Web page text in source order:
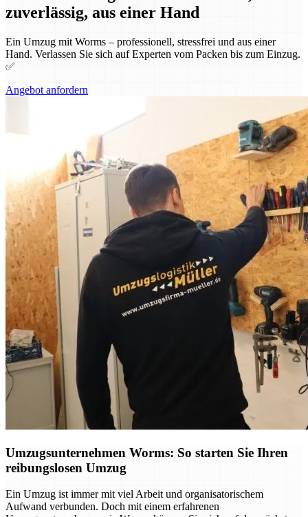
zuverlässig, aus einer Hand
Ein Umzug mit Worms – professionell, stressfrei und aus einer
Hand. Verlassen Sie sich auf Experten vom Packen bis zum Einzug.
✅
Angebot anfordern
Umzugsunternehmen Worms: So starten Sie Ihren
reibungslosen Umzug
Ein Umzug ist immer mit viel Arbeit und organisatorischem
Aufwand verbunden. Doch mit einem erfahrenen